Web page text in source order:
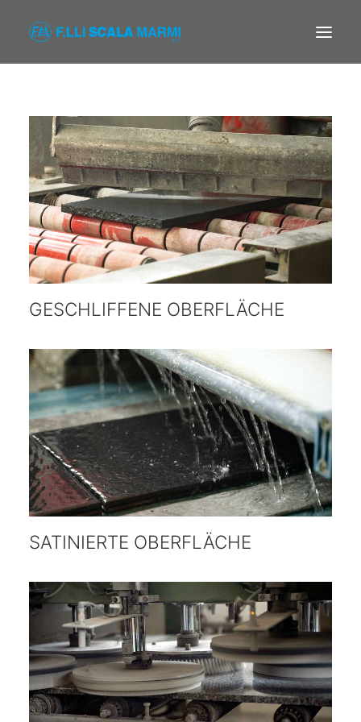
F.LLI SCALA MARMI
BEARBEITUNGEN
PRODUKTE
KONTAKT
GESCHLIFFENE OBERFLÄCHE
SATINIERTE OBERFLÄCHE